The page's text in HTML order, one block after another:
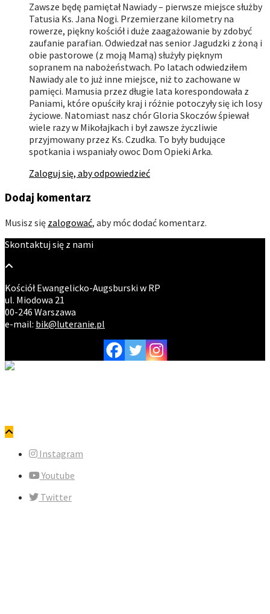
Zawsze będę pamiętał Nawiady – pierwsze miejsce służby
Tatusia Ks. Jana Nogi. Przemierzane kilometry na
rowerze, piękny kościół i duże zaagażowanie by zdobyć
zaufanie parafian. Odwiedzał nas senior Jagudzki z żoną i
obie pastorowe (z moją Mamą) służyły pięknym
sopranem na nabożeństwach. Po latach odwiedziłem
Nawiady ale to już inne miejsce, niż to zachowane w
pamięci. Mamusia przez długie lata korespondowała z
Paniami, które opuściły kraj i różnie potoczyły się ich losy
życiowe. Natomiast nasz chór Gloria Skoczów śpiewał
wiele razy w Mikołajkach i był zawsze życzliwie
przyjmowany przez Ks. Czudka. To były budujące
spotkania i wspaniały owoc Dom Opieki Arka.
Zaloguj się, aby odpowiedzieć
Dodaj komentarz
Musisz się zalogować, aby móc dodać komentarz.
Skontaktuj się z nami
Kościół Ewangelicko-Augsburski w RP
ul. Miodowa 21
00-246 Warszawa
e-mail: bik@luteranie.pl
Instagram
Youtube
Twitter